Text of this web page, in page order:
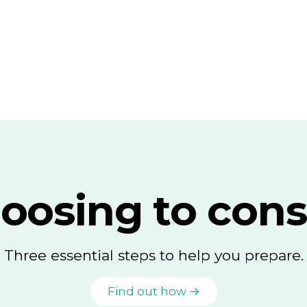
to
Three essential steps to help you prepare.
Find out how →